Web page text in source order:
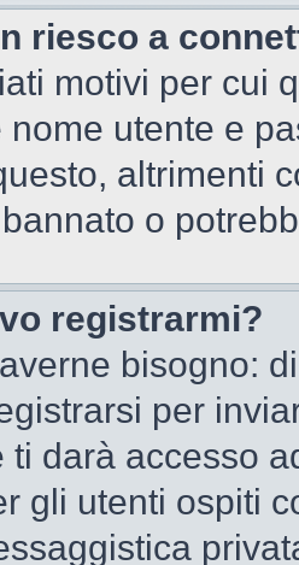
riesco a
motivi per cui
nome utente e
altrimenti
o
registrarmi?
bisogno:
per
ti darà accesso
gli utenti ospiti